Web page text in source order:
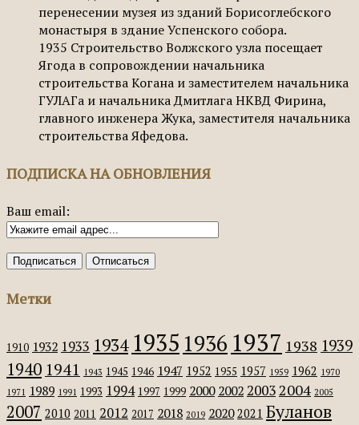
перенесении музея из зданий Борисоглебского
монастыря в здание Успенского собора.
1935 Строительство Волжского узла посещает
Ягода в сопровождении начальника
строительства Когана и заместителем начальника
ГУЛАГа и начальника Дмитлага НКВД Фирина,
главного инженера Жука, заместителя начальника
строительства Яфедова.
ПОДПИСКА НА ОБНОВЛЕНИЯ
Ваш email:
Метки
1910 1932 1933 1934 1935 1936 1937 1938 1939
1940 1941 1943 1945 1946 1947 1952 1955 1957 1959 1962 1970
1971 1989 1991 1993 1994 1997 1999 2000 2002 2003 2004 2005
2007 2010 2011 2012 2017 2018 2019 2020 2021 Буланов